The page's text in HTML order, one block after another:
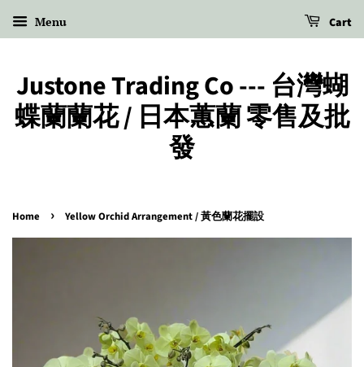
Menu Cart
Justone Trading Co --- 台灣蝴
蝶蘭蘭花 / 日本蕙蘭 零售及批
發
Home › Yellow Orchid Arrangement / 黃色蘭花擺設